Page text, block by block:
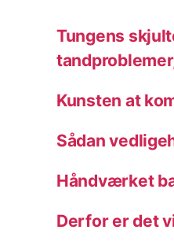
Tungens
Kunsten at
Sådan
Håndværket
Derfor er det